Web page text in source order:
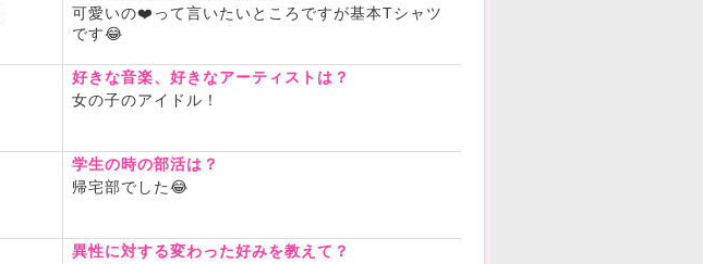
可愛いの❤️って言いたいところですが基本Tシャツ
です😂
好きな音楽、好きなアーティストは？
女の子のアイドル！
学生の時の部活は？
帰宅部でした😂
異性に対する変わった好みを教えて？